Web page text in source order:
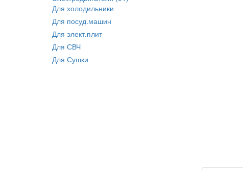
Для холодильники
Для посуд.машин
Для элект.плит
Для СВЧ
Для Сушки